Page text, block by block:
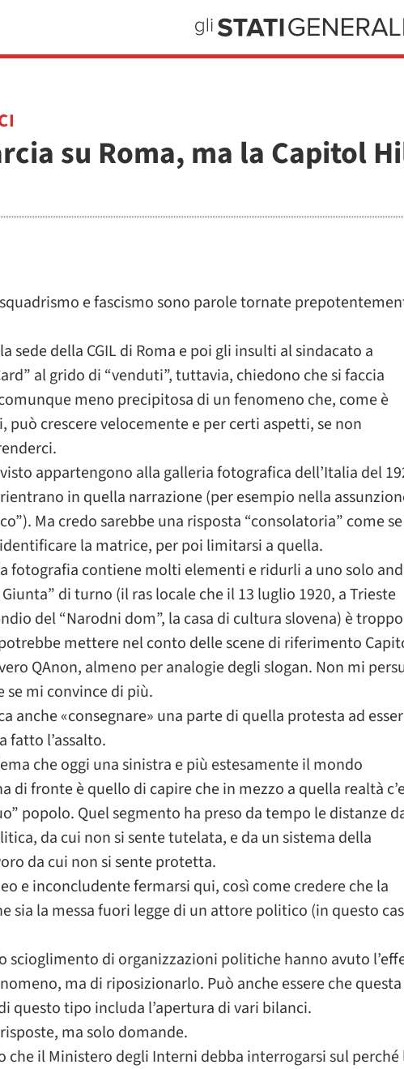
su Roma, ma la Capitol
e fascismo sono parole tornate
sede della CGIL di Roma e poi gli insulti al sindacato a
al grido di “venduti”, tuttavia, chiedono che si faccia
meno precipitosa di un fenomeno che, come è
crescere velocemente e per certi aspetti, se non
appartengono alla galleria fotografica dell’Italia del
in quella narrazione (per esempio nella
Ma credo sarebbe una risposta “consolatoria” come
la matrice, per poi limitarsi a quella.
fotografia contiene molti elementi e ridurli a uno solo
di turno (il ras locale che il 13 luglio 1920, a Trieste
del “Narodni dom”, la casa di cultura slovena) è troppo
mettere nel conto delle scene di riferimento
QAnon, almeno per analogie degli slogan. Non mi
mi convince di più.
anche «consegnare» una parte di quella protesta ad
fatto l’assalto.
che oggi una sinistra e più estesamente il mondo
di fronte è quello di capire che in mezzo a quella realtà
popolo. Quel segmento ha preso da tempo le distanze
da cui non si sente tutelata, e da un sistema della
da cui non si sente protetta.
e inconcludente fermarsi qui, così come credere che la
sia la messa fuori legge di un attore politico (in questo
scioglimento di organizzazioni politiche hanno avuto
ma di riposizionarlo. Può anche essere che
questo tipo includa l’apertura di vari bilanci.
ma solo domande.
che il Ministero degli Interni debba interrogarsi sul perché